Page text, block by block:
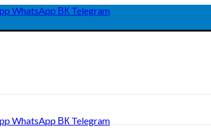
WhatsApp ВК Telegram
WhatsApp ВК Telegram